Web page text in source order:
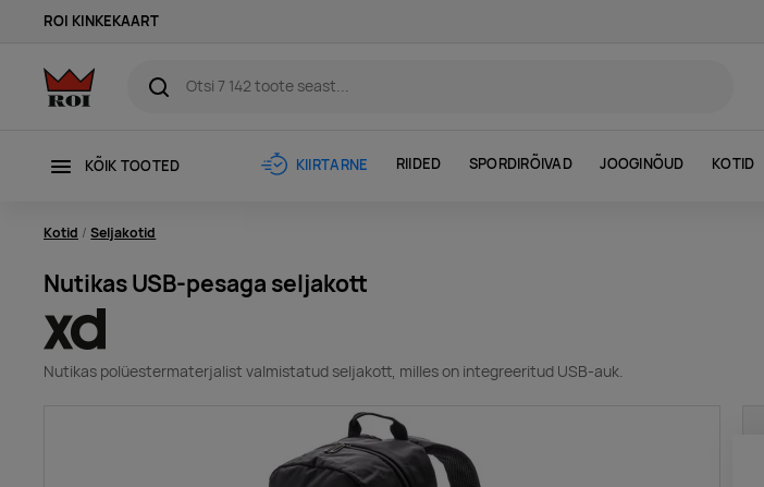
ROI KINKEKAART
KÕIK TOOTED KIIRTARNE RIIDED SPORDIRÕIVAD JOOGINÕUD KOTID
Kotid Seljakotid
Nutikas USB-pesaga seljakott
Nutikas polüestermaterjalist valmistatud seljakott, milles on integreeritud USB-auk.